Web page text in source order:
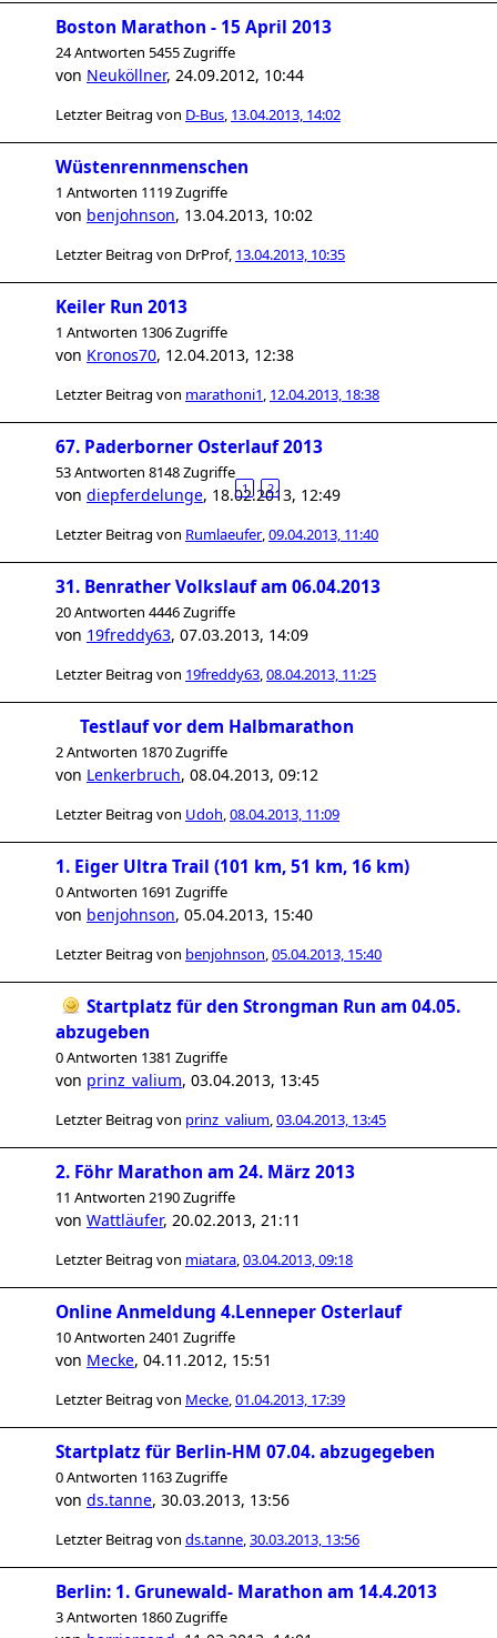
Boston Marathon - 15 April 2013
24 Antworten 5455 Zugriffe
von Neuköllner, 24.09.2012, 10:44
Letzter Beitrag von D-Bus, 13.04.2013, 14:02
Wüstenrennmenschen
1 Antworten 1119 Zugriffe
von benjohnson, 13.04.2013, 10:02
Letzter Beitrag von DrProf, 13.04.2013, 10:35
Keiler Run 2013
1 Antworten 1306 Zugriffe
von Kronos70, 12.04.2013, 12:38
Letzter Beitrag von marathoni1, 12.04.2013, 18:38
67. Paderborner Osterlauf 2013
53 Antworten 8148 Zugriffe
1 2
von diepferdelunge, 18.02.2013, 12:49
Letzter Beitrag von Rumlaeufer,09.04.2013, 11:40
31. Benrather Volkslauf am 06.04.2013
20 Antworten 4446 Zugriffe
von 19freddy63, 07.03.2013, 14:09
Letzter Beitrag von 19freddy63,08.04.2013, 11:25
Testlauf vor dem Halbmarathon
2 Antworten 1870 Zugriffe
von Lenkerbruch, 08.04.2013, 09:12
Letzter Beitrag von Udoh,08.04.2013, 11:09
1. Eiger Ultra Trail (101 km, 51 km, 16 km)
0 Antworten 1691 Zugriffe
von benjohnson, 05.04.2013, 15:40
Letzter Beitrag von benjohnson,05.04.2013, 15:40
Startplatz für den Strongman Run am 04.05.
abzugeben
0 Antworten 1381 Zugriffe
von prinz_valium, 03.04.2013, 13:45
Letzter Beitrag von prinz_valium,03.04.2013, 13:45
2. Föhr Marathon am 24. März 2013
11 Antworten 2190 Zugriffe
von Wattläufer, 20.02.2013, 21:11
Letzter Beitrag von miatara,03.04.2013, 09:18
Online Anmeldung 4.Lenneper Osterlauf
10 Antworten 2401 Zugriffe
von Mecke, 04.11.2012, 15:51
Letzter Beitrag von Mecke,01.04.2013, 17:39
Startplatz für Berlin-HM 07.04. abzugegeben
0 Antworten 1163 Zugriffe
von ds.tanne, 30.03.2013, 13:56
Letzter Beitrag von ds.tanne,30.03.2013, 13:56
Berlin: 1. Grunewald- Marathon am 14.4.2013
3 Antworten 1860 Zugriffe